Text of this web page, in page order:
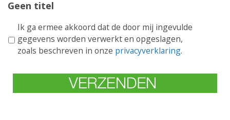
Geen titel
Ik ga ermee akkoord dat de door mij ingevulde
gegevens worden verwerkt en opgeslagen,
zoals beschreven in onze privacyverklaring.